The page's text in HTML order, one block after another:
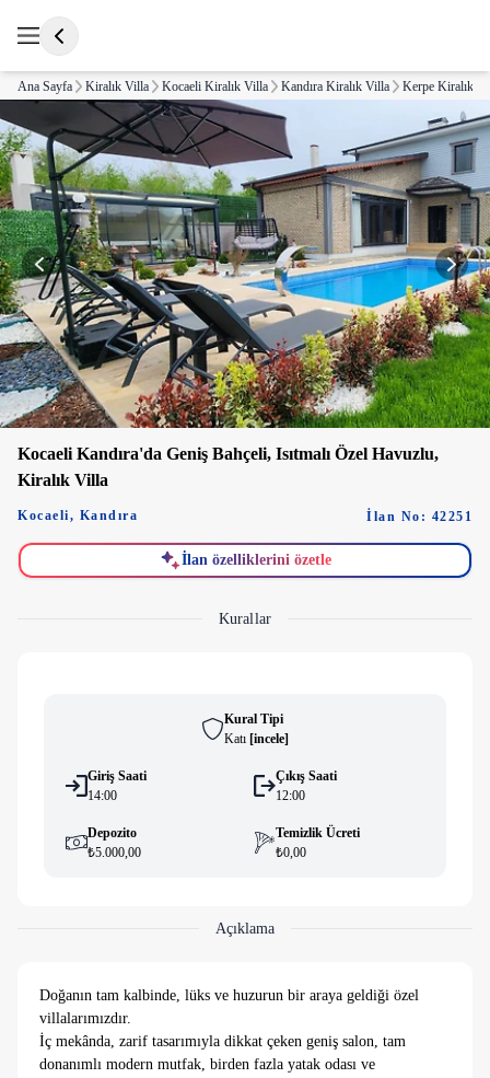
Ana Sayfa Kiralık Villa Kocaeli Kiralık Villa Kandıra Kiralık Villa Kerpe Kiralık
Kocaeli Kandıra'da Geniş Bahçeli, Isıtmalı Özel Havuzlu,
Kiralık Villa
Kocaeli, Kandıra İlan No: 42251
İlan özelliklerini özetle
Kurallar
Kural Tipi
Katı [i̇ncele]
Giriş Saati
14:00
Çıkış Saati
12:00
Depozito
₺5.000,00
Temizlik Ücreti
₺0,00
Açıklama
Doğanın tam kalbinde, lüks ve huzurun bir araya geldiği özel
villalarımızdır.
İç mekânda, zarif tasarımıyla dikkat çeken geniş salon, tam
donanımlı modern mutfak, birden fazla yatak odası ve